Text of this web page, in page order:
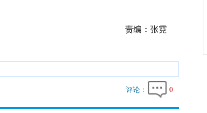
责编：张霓
评论： 0